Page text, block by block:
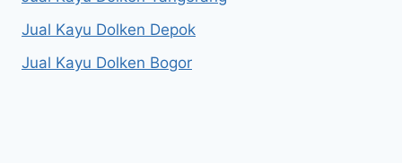
Jual Kayu Dolken Depok
Jual Kayu Dolken Bogor